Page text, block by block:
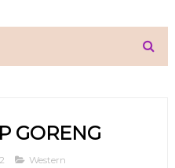
GORENG
Western